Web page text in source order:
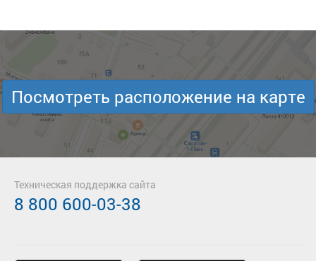
Посмотреть расположение на карте
Техническая поддержка сайта
8 800 600-03-38